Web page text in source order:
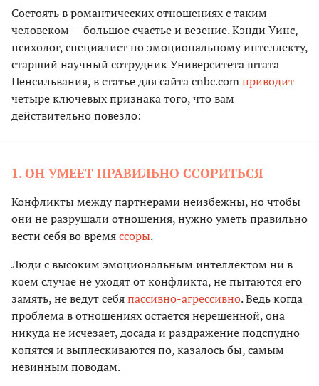
Состоять в романтических отношениях с таким
человеком — большое счастье и везение. Кэнди Уинс,
психолог, специалист по эмоциональному интеллекту,
старший научный сотрудник Университета штата
Пенсильвания, в статье для сайта cnbc.comприводит
четыре ключевых признака того, что вам
действительно повезло:
1. ОН УМЕЕТ ПРАВИЛЬНО ССОРИТЬСЯ
Конфликты между партнерами неизбежны, но чтобы
они не разрушали отношения, нужно уметь правильно
вести себя во времяссоры.
Люди с высоким эмоциональным интеллектом ни в
коем случае не уходят от конфликта, не пытаются его
замять, не ведут себяпассивно-агрессивно. Ведь когда
проблема в отношениях остается нерешенной, она
никуда не исчезает, досада и раздражение подспудно
копятся и выплескиваются по, казалось бы, самым
невинным поводам.